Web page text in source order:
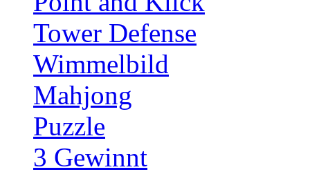
Tower Defense
Wimmelbild
Mahjong
Puzzle
3 Gewinnt